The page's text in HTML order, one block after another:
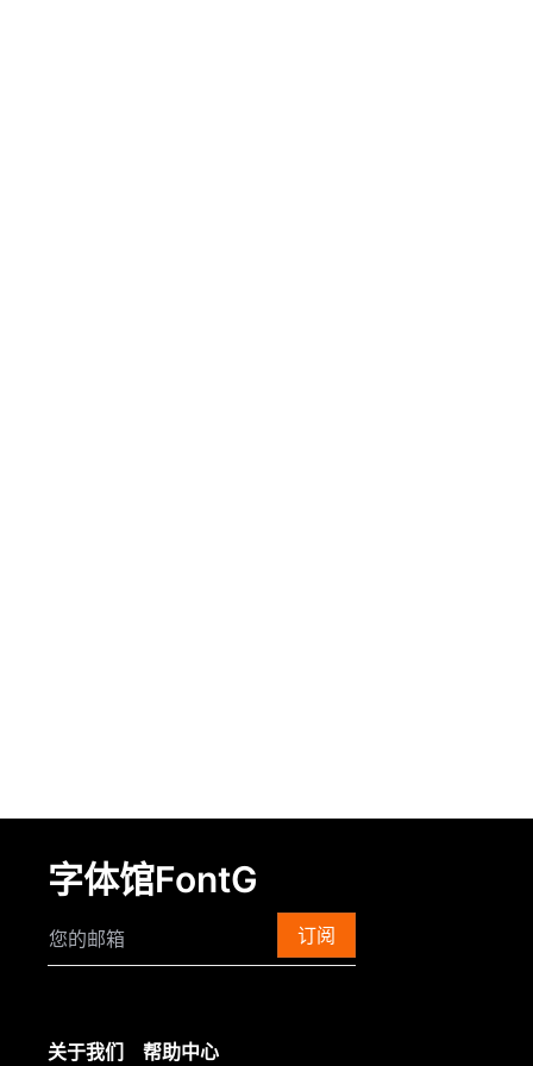
字体馆FontG
订阅
关于我们 帮助中心